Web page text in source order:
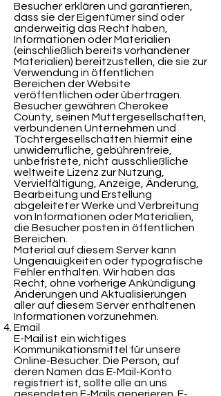
Besucher erklären und garantieren,
dass sie der Eigentümer sind oder
anderweitig das Recht haben,
Informationen oder Materialien
(einschließlich bereits vorhandener
Materialien) bereitzustellen, die sie zur
Verwendung in öffentlichen
Bereichen der Website
veröffentlichen oder übertragen.
Besucher gewähren Cherokee
County, seinen Muttergesellschaften,
verbundenen Unternehmen und
Tochtergesellschaften hiermit eine
unwiderrufliche, gebührenfreie,
unbefristete, nicht ausschließliche
weltweite Lizenz zur Nutzung,
Vervielfältigung, Anzeige, Änderung,
Bearbeitung und Erstellung
abgeleiteter Werke und Verbreitung
von Informationen oder Materialien,
die Besucher posten in öffentlichen
Bereichen.
Material auf diesem Server kann
Ungenauigkeiten oder typografische
Fehler enthalten. Wir haben das
Recht, ohne vorherige Ankündigung
Änderungen und Aktualisierungen
aller auf diesem Server enthaltenen
Informationen vorzunehmen.
Email
E-Mail ist ein wichtiges
Kommunikationsmittel für unsere
Online-Besucher. Die Person, auf
deren Namen das E-Mail-Konto
registriert ist, sollte alle an uns